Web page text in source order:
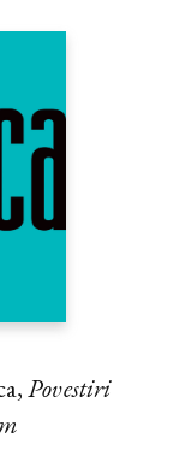
Povestiri